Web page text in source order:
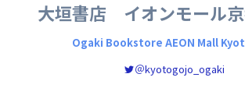
大垣書店 イオンモール
Ogaki Bookstore AEON Mall
＠kyotogojo_ogaki